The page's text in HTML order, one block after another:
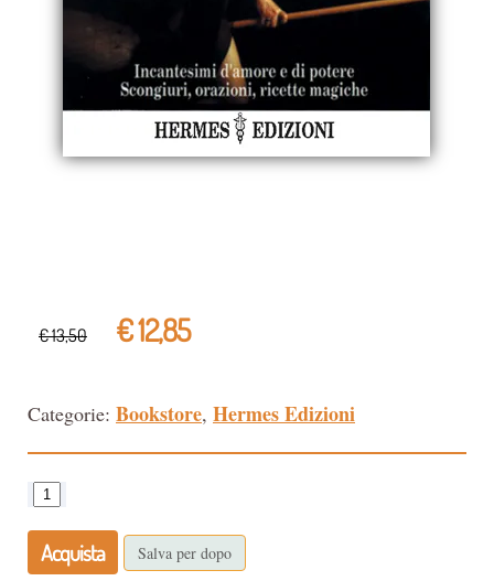
€ 13,50 € 12,85
Categorie: Bookstore, Hermes Edizioni
Acquista Salva per dopo